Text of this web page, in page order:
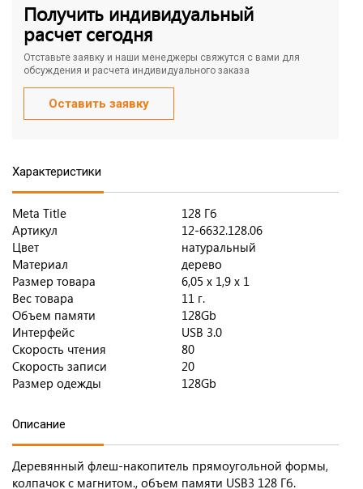
Получить индивидуальный
расчет сегодня
Отставьте заявку и наши менеджеры свяжутся с вами для
обсуждения и расчета индивидуального заказа
Оставить заявку
Характеристики
Meta Title
128 Гб
Артикул
12-6632.128.06
Цвет
натуральный
Материал
дерево
Размер товара
6,05 х 1,9 х 1
Вес товара
11 г.
Объем памяти
128Gb
Интерфейс
USB 3.0
Скорость чтения
80
Скорость записи
20
Размер одежды
128Gb
Описание
Деревянный флеш-накопитель прямоугольной формы,
колпачок с магнитом., объем памяти USB3 128 Гб.